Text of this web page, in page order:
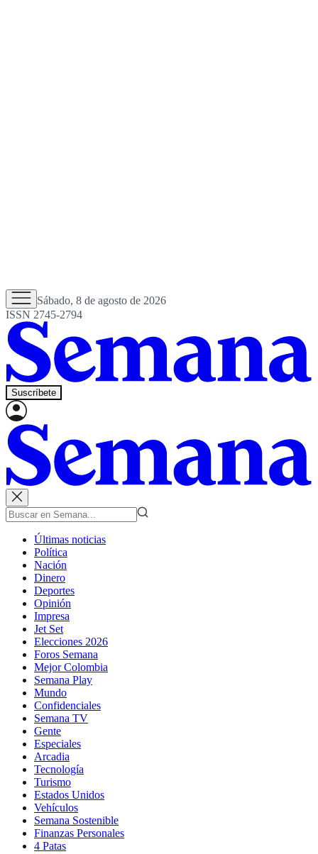
Sábado, 8 de agosto de 2026
ISSN 2745-2794
Suscríbete
Últimas noticias
Política
Nación
Dinero
Deportes
Opinión
Impresa
Jet Set
Elecciones 2026
Foros Semana
Mejor Colombia
Semana Play
Mundo
Confidenciales
Semana TV
Gente
Especiales
Arcadia
Tecnología
Turismo
Estados Unidos
Vehículos
Semana Sostenible
Finanzas Personales
4 Patas